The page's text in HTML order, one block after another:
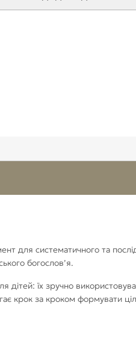
для систематичного та
богослов’я.
їх зручно
крок за кроком формувати